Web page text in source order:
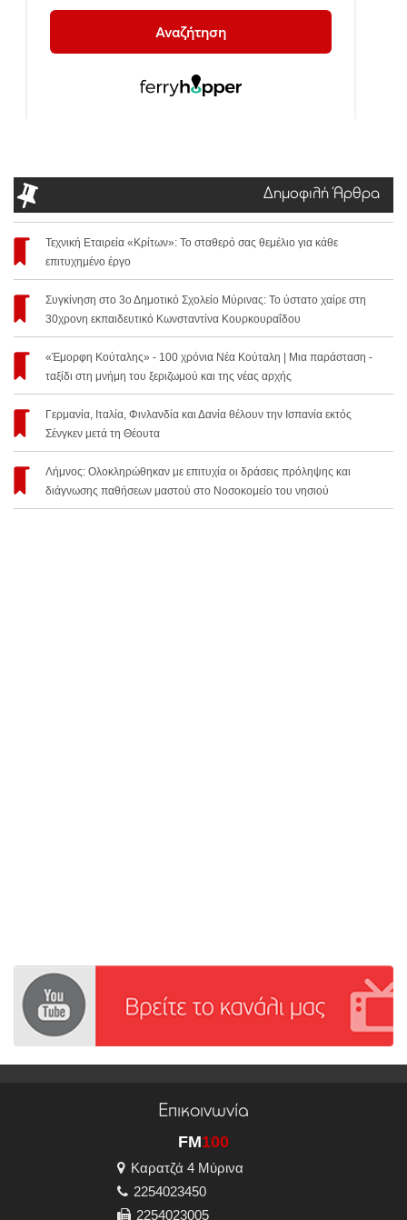
Δημοφιλή Άρθρα
Τεχνική Εταιρεία «Κρίτων»: Το σταθερό σας θεμέλιο για κάθε
επιτυχημένο έργο
Συγκίνηση στο 3ο Δημοτικό Σχολείο Μύρινας: Το ύστατο χαίρε στη
30χρονη εκπαιδευτικό Κωνσταντίνα Κουρκουραΐδου
«Έμορφη Κούταλης» - 100 χρόνια Νέα Κούταλη | Μια παράσταση -
ταξίδι στη μνήμη του ξεριζωμού και της νέας αρχής
Γερμανία, Ιταλία, Φινλανδία και Δανία θέλουν την Ισπανία εκτός
Σένγκεν μετά τη Θέουτα
Λήμνος: Ολοκληρώθηκαν με επιτυχία οι δράσεις πρόληψης και
διάγνωσης παθήσεων μαστού στο Νοσοκομείο του νησιού
Επικοινωνία
FM100
Καρατζά 4 Μύρινα
2254023450
2254023005